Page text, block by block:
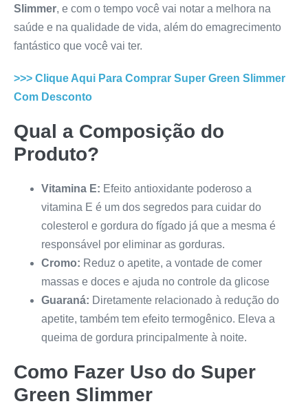
Slimmer, e com o tempo você vai notar a melhora na
saúde e na qualidade de vida, além do emagrecimento
fantástico que você vai ter.
>>> Clique Aqui Para Comprar Super Green Slimmer
Com Desconto
Qual a Composição do
Produto?
Vitamina E: Efeito antioxidante poderoso a
vitamina E é um dos segredos para cuidar do
colesterol e gordura do fígado já que a mesma é
responsável por eliminar as gorduras.
Cromo: Reduz o apetite, a vontade de comer
massas e doces e ajuda no controle da glicose
Guaraná: Diretamente relacionado à redução do
apetite, também tem efeito termogênico. Eleva a
queima de gordura principalmente à noite.
Como Fazer Uso do Super
Green Slimmer